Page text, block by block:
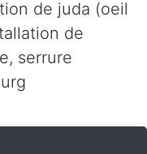
de juda (oeil
de
serrure